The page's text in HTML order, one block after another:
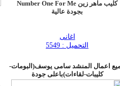
كليب ماهر زين Number One For Me
بجودة عالية
اغانى
التحميل : 5549
اعمال المنشد سامى يوسف(البومات-
كليبات-لقاءات)باعلى جودة